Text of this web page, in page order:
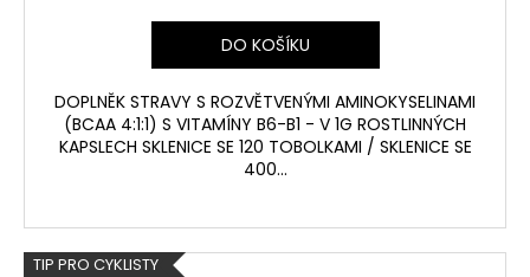
DO KOŠÍKU
DOPLNĚK STRAVY S ROZVĚTVENÝMI AMINOKYSELINAMI
(BCAA 4:1:1) S VITAMÍNY B6-B1 - V 1G ROSTLINNÝCH
KAPSLECH SKLENICE SE 120 TOBOLKAMI / SKLENICE SE
400...
TIP PRO CYKLISTY